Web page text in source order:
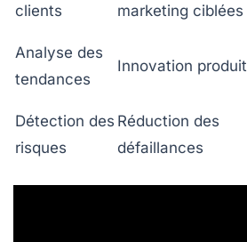
clients
marketing ciblées
Analyse des
tendances
Innovation produit
Détection des
risques
Réduction des
défaillances